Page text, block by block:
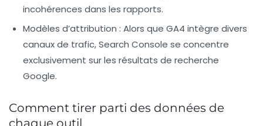
incohérences dans les rapports.
Modèles d’attribution : Alors que GA4 intègre divers
canaux de trafic, Search Console se concentre
exclusivement sur les résultats de recherche
Google.
Comment tirer parti des données de
chaque outil